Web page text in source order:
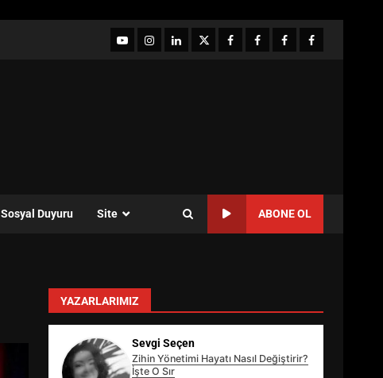
YouTubeInstagram
LinkedIntwitterfacebook-Facebook-
Facebook-Facebook-
Sosyal Duyuru Site ABONE OL
YAZARLARIMIZ
Sevgi Seçen
Zihin Yönetimi Hayatı Nasıl Değiştirir?
İşte O Sır